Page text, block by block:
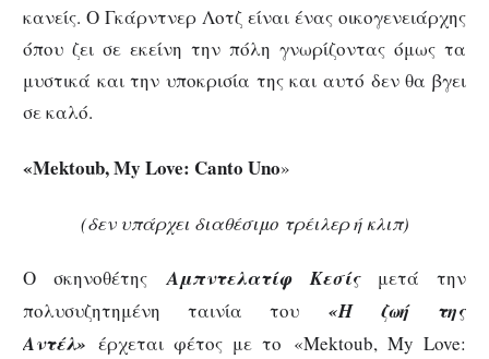
κανείς. Ο Γκάρντνερ Λοτζ είναι ένας οικογενειάρχης
όπου ζει σε εκείνη την πόλη γνωρίζοντας όμως τα
μυστικά και την υποκρισία της και αυτό δεν θα βγει
σε καλό.
«Mektoub, My Love: Canto Uno»
(δεν υπάρχει διαθέσιμο τρέιλερ ή κλιπ)
Ο σκηνοθέτηςΑμπντελατίφ Κεσίς μετά την
πολυσυζητημένη ταινία του «Η ζωή της
Αντέλ» έρχεται φέτος με το «Mektoub, My Love: